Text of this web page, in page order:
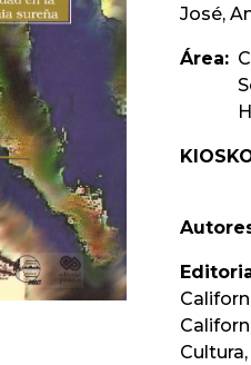
José,
Área: